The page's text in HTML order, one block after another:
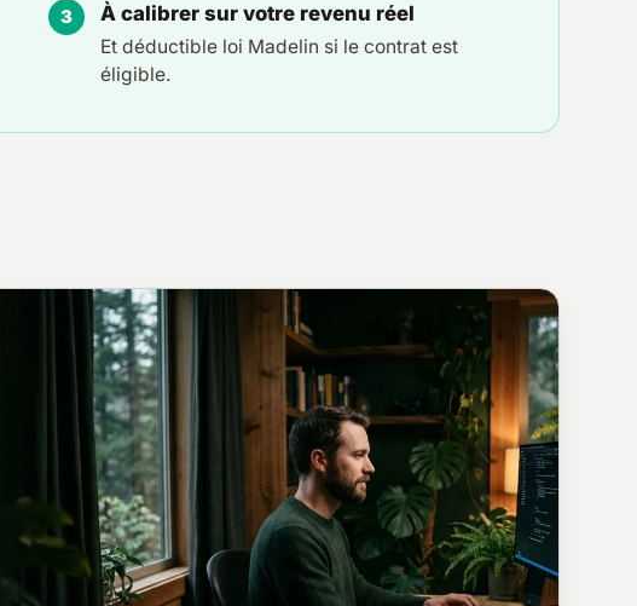
À calibrer sur votre revenu réel
Et déductible loi Madelin si le contrat est
éligible.